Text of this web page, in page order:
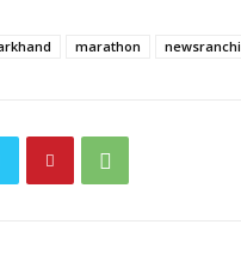
marathon newsranchi